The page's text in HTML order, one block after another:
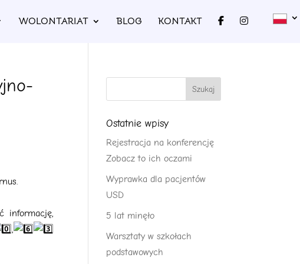
WOLONTARIAT BLOG KONTAKT
informację,
,
Ostatnie wpisy
Rejestracja na konferencję
Zobacz to ich oczami
Wyprawka dla pacjentów
USD
5 lat minęło
Warsztaty w szkołach
podstawowych